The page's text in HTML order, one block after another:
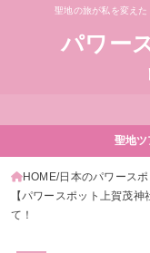
聖地の旅が私を変え
パワー
聖地ツ
HOME 日本のパワース
【パワースポット上賀茂
て！